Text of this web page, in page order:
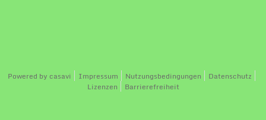
Powered by casavi Impressum Nutzungsbedingungen
Datenschutz
Lizenzen
Barrierefreiheit